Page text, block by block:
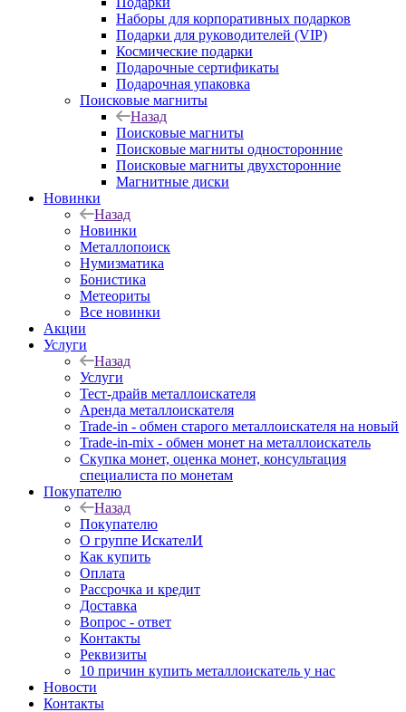
Наборы для корпоративных подарков
Подарки для руководителей (VIP)
Космические подарки
Подарочные сертификаты
Подарочная упаковка
Поисковые магниты
Назад
Поисковые магниты
Поисковые магниты односторонние
Поисковые магниты двухсторонние
Магнитные диски
Новинки
Назад
Новинки
Металлопоиск
Нумизматика
Бонистика
Метеориты
Все новинки
Акции
Услуги
Назад
Услуги
Тест-драйв металлоискателя
Аренда металлоискателя
Trade-in - обмен старого металлоискателя на новый
Trade-in-mix - обмен монет на металлоискатель
Скупка монет, оценка монет, консультация
специалиста по монетам
Покупателю
Назад
Покупателю
О группе ИскателИ
Как купить
Оплата
Рассрочка и кредит
Доставка
Вопрос - ответ
Контакты
Реквизиты
10 причин купить металлоискатель у нас
Новости
Контакты